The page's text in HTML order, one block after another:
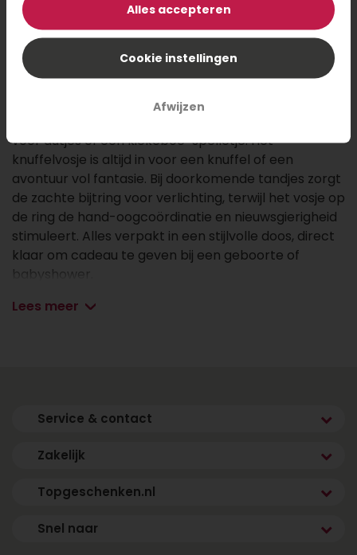
Voeg toe aan winkelwagen
Welkom in het bos! De Forest Friends giftset brengt
drie zachte vriendjes samen in één prachtige
cadeauverpakking. Het knuffeldoekje met een
voor dutjes of een kiekeboe-spelletje. Het
knuffelvosje is altijd in voor een knuffel of een
avontuur vol fantasie. Bij doorkomende tandjes zorgt
de zachte bijtring voor verlichting, terwijl het vosje op
de ring de hand-oogcoördinatie en nieuwsgierigheid
stimuleert. Alles verpakt in een stijlvolle doos, direct
klaar om cadeau te geven bij een geboorte of
babyshower.
Inhoud van de geschenkset:
Lees meer
Service & contact
Zakelijk
Topgeschenken.nl
Snel naar
Alles accepteren
Cookie instellingen
Afwijzen